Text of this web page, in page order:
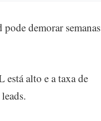
demorar
está alto e a taxa de